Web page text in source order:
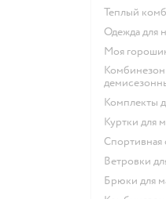
Теплый
Одежда
Моя
Комбинезон для новорожденных
Комплекты
Куртки для
Ветровки
Брюки для